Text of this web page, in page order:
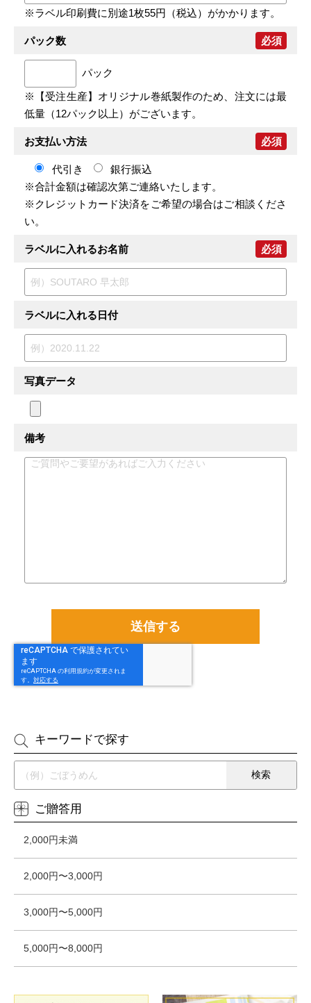
※ラベル印刷費に別途1枚55円（税込）がかかります。
パック数 必須
パック
※【受注生産】オリジナル巻紙製作のため、注文には最
低量（12パック以上）がございます。
お支払い方法 必須
代引き
銀行振込
※合計金額は確認次第ご連絡いたします。
※クレジットカード決済をご希望の場合はご相談くださ
い。
ラベルに入れるお名前 必須
ラベルに入れる日付
写真データ
備考
キーワードで探す
ご贈答用
2,000円未満
2,000円〜3,000円
3,000円〜5,000円
5,000円〜8,000円